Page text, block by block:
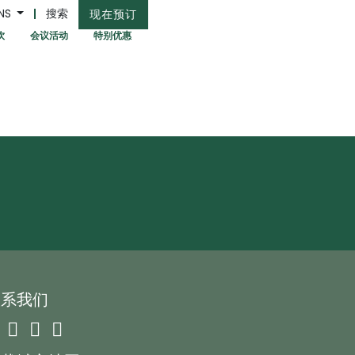
搜索 现在预订
会议活动 特别优惠
我们